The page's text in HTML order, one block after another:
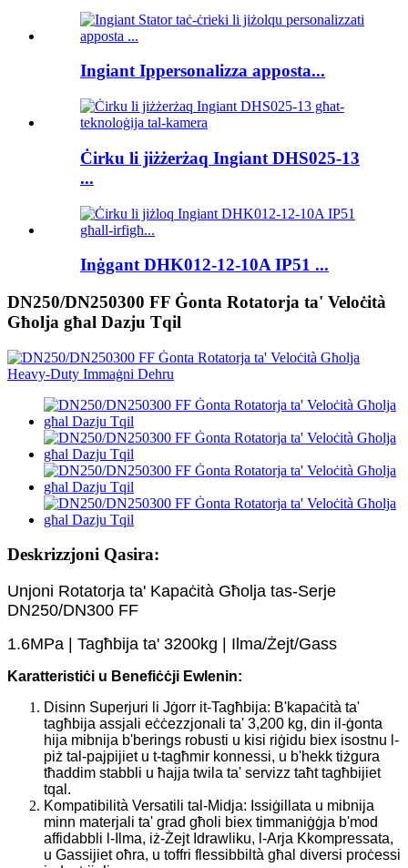
Ingiant Ippersonalizza apposta...
Ċirku li jiżżerżaq Ingiant DHS025-13
...
Inġgant DHK012-12-10A IP51 ...
DN250/DN250300 FF Ġonta Rotatorja ta' Veloċità
Għolja għal Dazju Tqil
Deskrizzjoni Qasira:
Unjoni Rotatorja ta' Kapaċità Għolja tas-Serje
DN250/DN300 FF
1.6MPa | Tagħbija ta' 3200kg | Ilma/Żejt/Gass
Karatteristiċi u Benefiċċji Ewlenin:
Disinn Superjuri li Jġorr it-Tagħbija: B'kapaċità ta'
tagħbija assjali eċċezzjonali ta' 3,200 kg, din il-ġonta
hija mibnija b'berings robusti u kisi riġidu biex isostnu l-
piż tal-pajpijiet u t-tagħmir konnessi, u b'hekk tiżgura
tħaddim stabbli u ħajja twila ta' servizz taħt tagħbijiet
tqal.
Kompatibilità Versatili tal-Midja: Issiġillata u mibnija
minn materjali ta' grad għoli biex timmaniġġja b'mod
affidabbli l-Ilma, iż-Żejt Idrawliku, l-Arja Kkompressata,
u Gassijiet oħra, u toffri flessibbiltà għal diversi proċessi